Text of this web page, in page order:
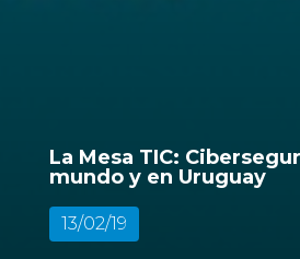
La Mesa TIC:
mundo y en Uruguay
13/02/19